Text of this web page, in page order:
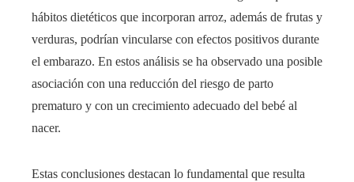
hábitos dietéticos que incorporan arroz, además de frutas y
verduras, podrían vincularse con efectos positivos durante
el embarazo. En estos análisis se ha observado una posible
asociación con una reducción del riesgo de parto
prematuro y con un crecimiento adecuado del bebé al
nacer.
Estas conclusiones destacan lo fundamental que resulta